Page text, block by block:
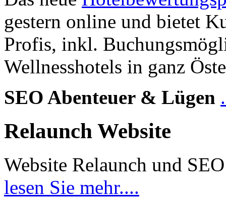
gestern online und bietet
Profis, inkl.
Wellnesshotels in ganz
SEO Abenteuer & Lügen
Relaunch Website
Website Relaunch und SEO
lesen Sie mehr....